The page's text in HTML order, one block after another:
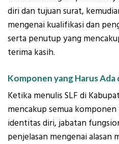
diri dan tujuan surat,
mengenai kualifikasi dan
serta penutup yang
terima kasih.
Komponen yang Harus Ada
Ketika menulis SLF di
mencakup semua
identitas diri, jabatan
penjelasan mengenai alasan